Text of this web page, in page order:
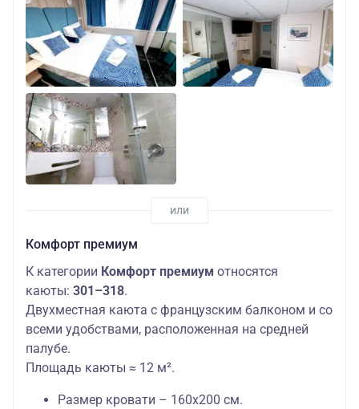
Комфорт премиум
К категории Комфорт премиум относятся
каюты: 301–318.
Двухместная каюта с французским балконом и со
всеми удобствами, расположенная на средней
палубе.
Площадь каюты ≈ 12 м².
Размер кровати – 160х200 см.